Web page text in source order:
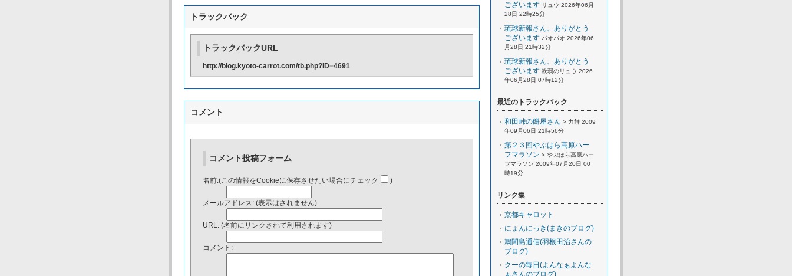
トラックバック
トラックバックURL
http://blog.kyoto-carrot.com/tb.php?ID=4691
コメント
コメント投稿フォーム
名前:(この情報をCookieに保存させたい場合にチェック )
メールアドレス: (表示はされません)
URL: (名前にリンクされて利用されます)
コメント:
ございます リュウ 2026年06月
28日 22時25分
琉球新報さん、ありがとう
ございます パオパオ 2026年06
月28日 21時32分
琉球新報さん、ありがとう
ございます 軟弱のリュウ 2026
年06月28日 07時12分
最近のトラックバック
和田峠の餅屋さん > 力餅 2009
年09月06日 21時56分
第２３回やぶはら高原ハー
フマラソン > やぶはら高原ハー
フマラソン 2009年07月20日 00
時19分
リンク集
京都キャロット
にょんにっき(まきのブログ)
鳩間島通信(羽根田治さんの
ブログ)
クーの毎日(よんなぁよんな
ぁさんのブログ)